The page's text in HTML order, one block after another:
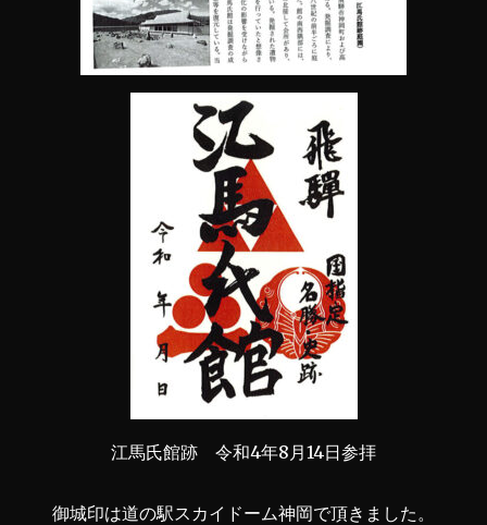
江馬氏館跡 令和4年8月14日参拝
御城印は道の駅スカイドーム神岡で頂きました。